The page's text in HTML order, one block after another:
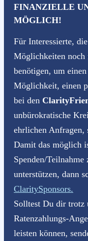
FINANZIELLE
MÖGLICH!
Für Interessierte,
Möglichkeiten noch
benötigen, um
Möglichkeit, einen
bei den
unbürokratische
ehrlichen
Damit das möglich
Spenden/
unterstützen, dann
ClaritySponsors.
Solltest Du dir trotz
Ratenzahlungs-
leisten können,